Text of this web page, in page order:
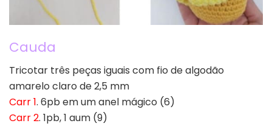
Cauda
Tricotar três peças iguais com fio de algodão
amarelo claro de 2,5 mm
Carr 1. 6pb em um anel mágico (6)
Carr 2. 1pb, 1 aum (9)